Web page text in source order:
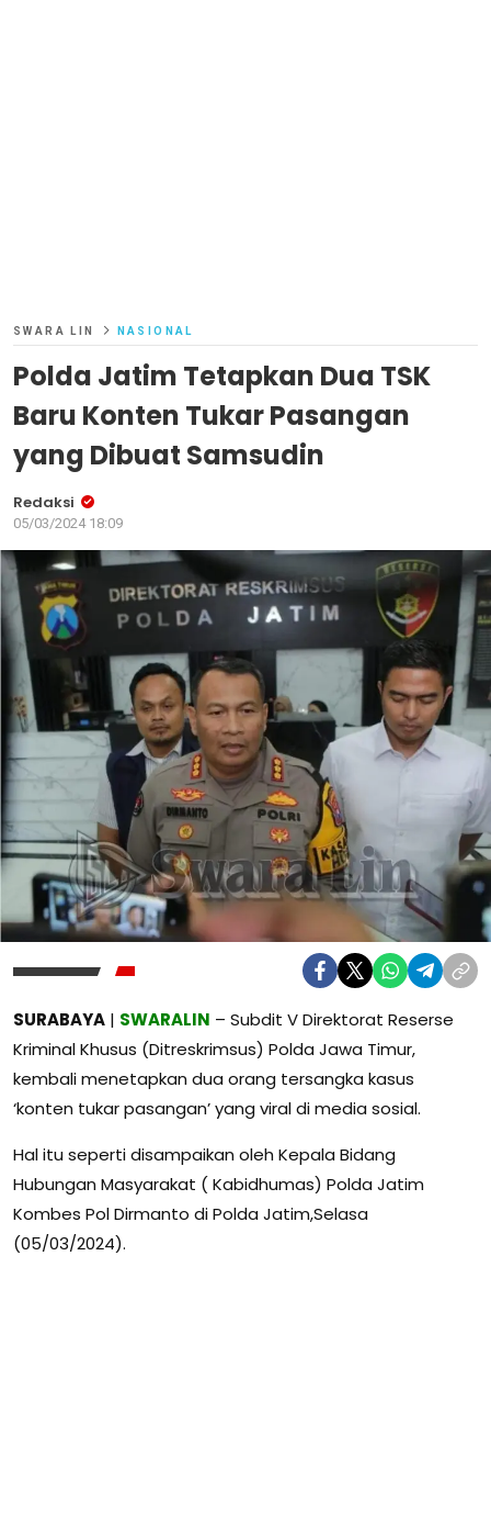
SWARA LIN NASIONAL
Polda Jatim Tetapkan Dua TSK
Baru Konten Tukar Pasangan
yang Dibuat Samsudin
Redaksi
05/03/2024 18:09
SURABAYA | SWARALIN – Subdit V Direktorat Reserse
Kriminal Khusus (Ditreskrimsus) Polda Jawa Timur,
kembali menetapkan dua orang tersangka kasus
‘konten tukar pasangan’ yang viral di media sosial.
Hal itu seperti disampaikan oleh Kepala Bidang
Hubungan Masyarakat ( Kabidhumas) Polda Jatim
Kombes Pol Dirmanto di Polda Jatim,Selasa
(05/03/2024).